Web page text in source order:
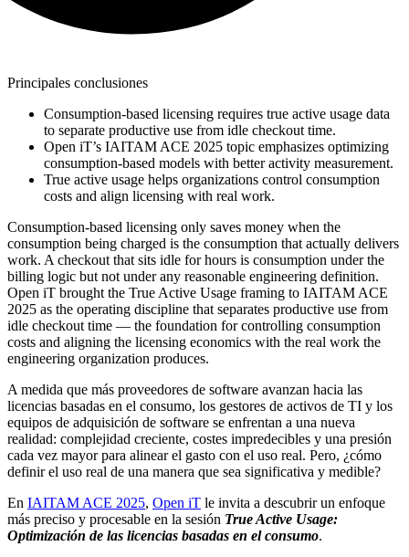
Principales conclusiones
Consumption-based licensing requires true active usage data
to separate productive use from idle checkout time.
Open iT’s IAITAM ACE 2025 topic emphasizes optimizing
consumption-based models with better activity measurement.
True active usage helps organizations control consumption
costs and align licensing with real work.
Consumption-based licensing only saves money when the
consumption being charged is the consumption that actually delivers
work. A checkout that sits idle for hours is consumption under the
billing logic but not under any reasonable engineering definition.
Open iT brought the True Active Usage framing to IAITAM ACE
2025 as the operating discipline that separates productive use from
idle checkout time — the foundation for controlling consumption
costs and aligning the licensing economics with the real work the
engineering organization produces.
A medida que más proveedores de software avanzan hacia las
licencias basadas en el consumo, los gestores de activos de TI y los
equipos de adquisición de software se enfrentan a una nueva
realidad: complejidad creciente, costes impredecibles y una presión
cada vez mayor para alinear el gasto con el uso real. Pero, ¿cómo
definir el uso real de una manera que sea significativa y medible?
En IAITAM ACE 2025, Open iT le invita a descubrir un enfoque
más preciso y procesable en la sesión True Active Usage:
Optimización de las licencias basadas en el consumo.